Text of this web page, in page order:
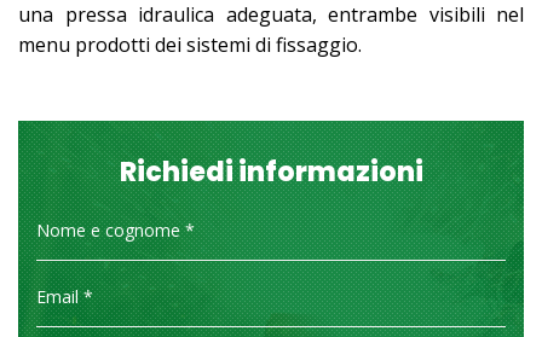
una pressa idraulica adeguata, entrambe visibili nel
menu prodotti dei sistemi di fissaggio.
Richiedi informazioni